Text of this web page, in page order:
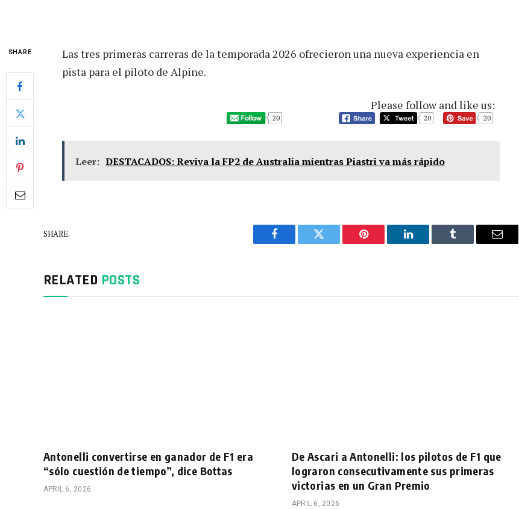
SHARE
Las tres primeras carreras de la temporada 2026 ofrecieron una nueva experiencia en
pista para el piloto de Alpine.
Please follow and like us:
20 20 20
Leer: DESTACADOS: Reviva la FP2 de Australia mientras Piastri va más rápido
SHARE.
Facebook Twitter Pinterest LinkedIn Tumblr Email
RELATED POSTS
Antonelli convertirse en ganador de F1 era
“sólo cuestión de tiempo”, dice Bottas
APRIL 6, 2026
De Ascari a Antonelli: los pilotos de F1 que
lograron consecutivamente sus primeras
victorias en un Gran Premio
APRIL 6, 2026